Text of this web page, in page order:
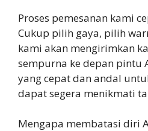
Proses pemesanan kami
Cukup pilih gaya, pilih
kami akan mengirimkan
sempurna ke depan pintu
yang cepat dan andal
dapat segera menikmati
Mengapa membatasi diri